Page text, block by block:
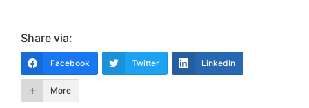
Share via:
Facebook Twitter LinkedIn
More